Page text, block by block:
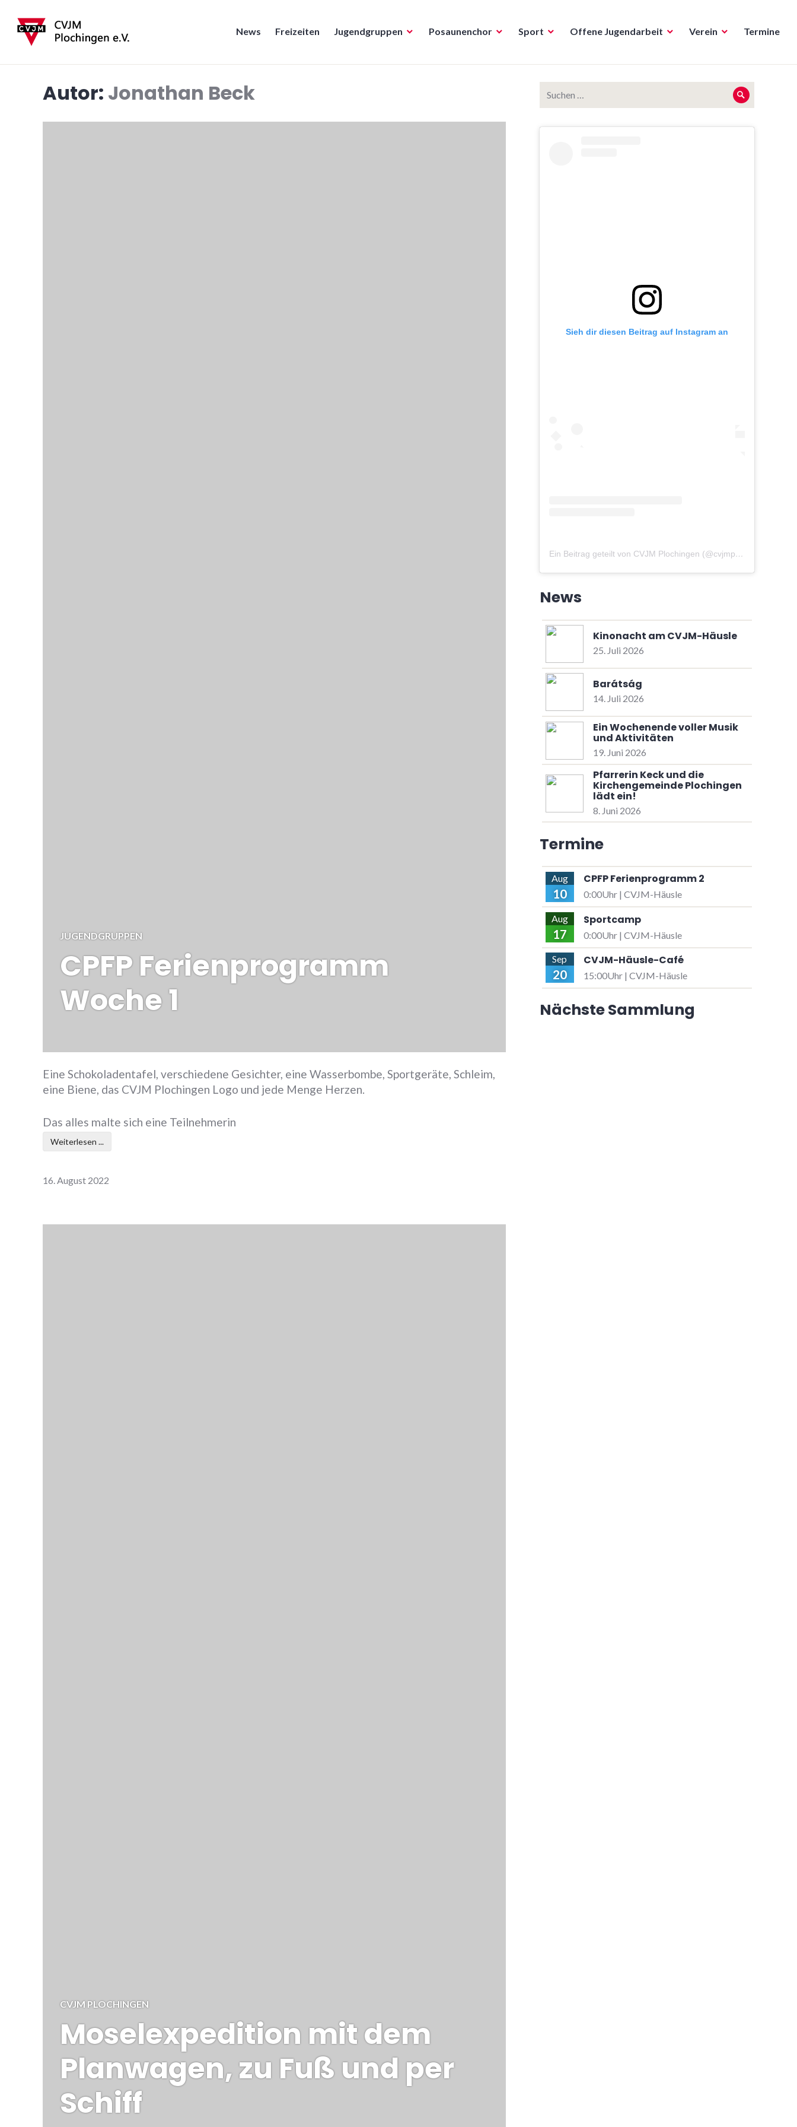
Inhalt
springen
CVJM Plochingen
News Freizeiten Jugendgruppen Posaunenchor Sport Offene Jugendarbeit Verein Termine
Autor: Jonathan Beck
JUGENDGRUPPEN
CPFP Ferienprogramm
Woche 1
Eine Schokoladentafel, verschiedene Gesichter, eine Wasserbombe, Sportgeräte, Schleim,
eine Biene, das CVJM Plochingen Logo und jede Menge Herzen.
Das alles malte sich eine Teilnehmerin
Weiterlesen ...
16. August 2022
CVJM PLOCHINGEN
Moselexpedition mit dem
Planwagen, zu Fuß und per
Schiff
nach:
Suche
Sieh dir diesen Beitrag auf Instagram an
Ein Beitrag geteilt von CVJM Plochingen (@cvjmplochingen)
News
Kinonacht am CVJM-Häusle
25. Juli 2026
Barátság
14. Juli 2026
Ein Wochenende voller Musik
und Aktivitäten
19. Juni 2026
Pfarrerin Keck und die
Kirchengemeinde Plochingen
lädt ein!
8. Juni 2026
Termine
Aug
10
CPFP Ferienprogramm 2
0:00Uhr | CVJM-Häusle
Aug
17
Sportcamp
0:00Uhr | CVJM-Häusle
Sep
20
CVJM-Häusle-Café
15:00Uhr | CVJM-Häusle
Nächste Sammlung